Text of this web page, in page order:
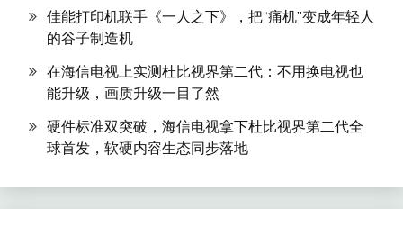
佳能打印机联手《一人之下》，把“痛机”变成年轻人
的谷子制造机
在海信电视上实测杜比视界第二代：不用换电视也
能升级，画质升级一目了然
硬件标准双突破，海信电视拿下杜比视界第二代全
球首发，软硬内容生态同步落地